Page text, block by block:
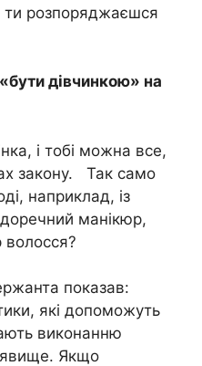
ти розпоряджаєшся
дівчинкою» на
і тобі можна все,
закону. Так само
наприклад, із
манікюр,
волосся?
показав:
які допоможуть
виконанню
явище. Якщо